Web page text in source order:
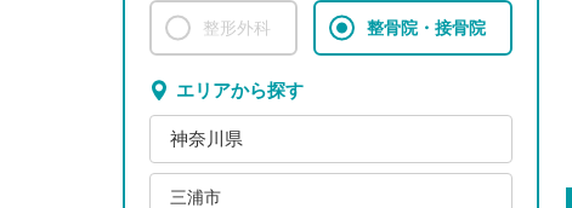
整形外科 整骨院・接骨院
エリアから探す
神奈川県
三浦市